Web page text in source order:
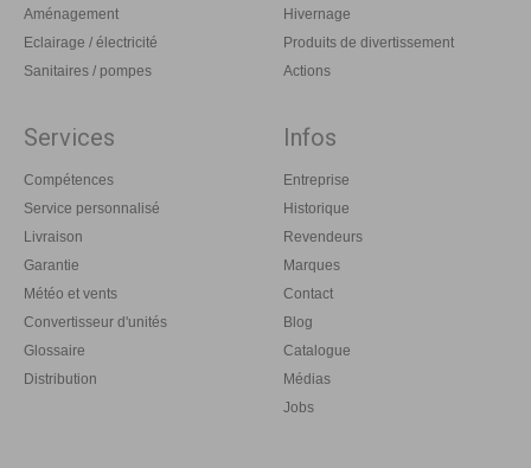
Aménagement
Eclairage / électricité
Sanitaires / pompes
Hivernage
Produits de divertissement
Actions
Services
Compétences
Service personnalisé
Livraison
Garantie
Météo et vents
Convertisseur d'unités
Glossaire
Distribution
Infos
Entreprise
Historique
Revendeurs
Marques
Contact
Blog
Catalogue
Médias
Jobs